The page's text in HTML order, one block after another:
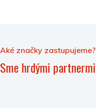
Aké značky zastupujeme?
Sme hrdými